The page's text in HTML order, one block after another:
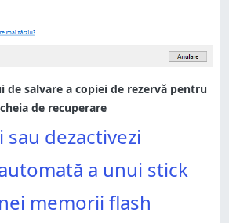
sau dezactivezi
a unui stick
memorii flash